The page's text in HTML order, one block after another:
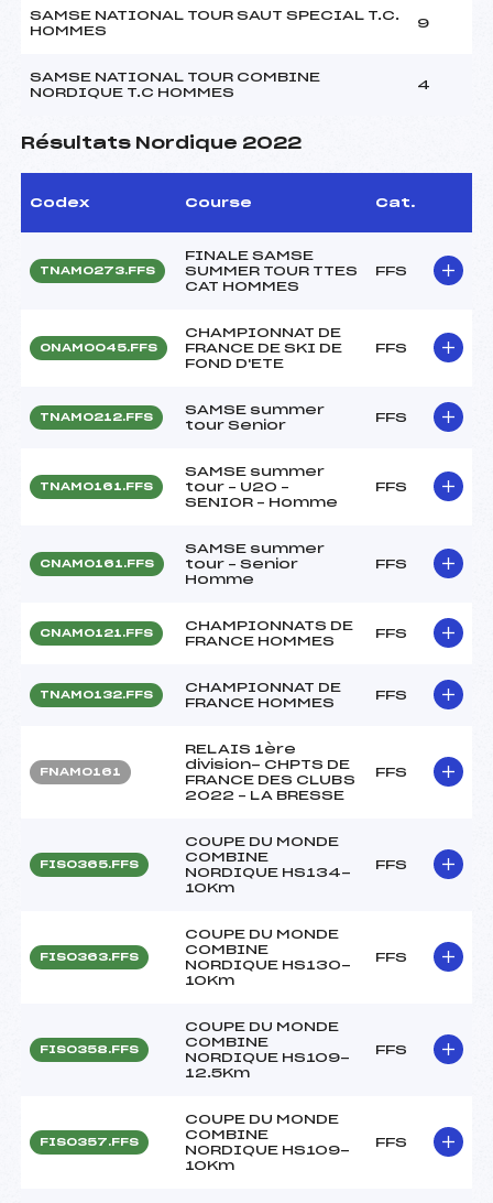
SAMSE NATIONAL TOUR SAUT SPECIAL T.C.
HOMMES
9
SAMSE NATIONAL TOUR COMBINE
NORDIQUE T.C HOMMES
4
Résultats Nordique 2022
Codex Course Cat.
TNAM0273.FFS
FINALE SAMSE
SUMMER TOUR TTES
CAT HOMMES
FFS
ONAM0045.FFS
CHAMPIONNAT DE
FRANCE DE SKI DE
FOND D'ETE
FFS
TNAM0212.FFS
SAMSE summer
tour Senior
FFS
TNAM0161.FFS
SAMSE summer
tour – U20 –
SENIOR – Homme
FFS
CNAM0161.FFS
SAMSE summer
tour – Senior
Homme
FFS
CNAM0121.FFS
CHAMPIONNATS DE
FRANCE HOMMES
FFS
TNAM0132.FFS
CHAMPIONNAT DE
FRANCE HOMMES
FFS
FNAM0161
RELAIS 1ère
division- CHPTS DE
FRANCE DES CLUBS
2022 – LA BRESSE
FFS
FIS0365.FFS
COUPE DU MONDE
COMBINE
NORDIQUE HS134-
10Km
FFS
FIS0363.FFS
COUPE DU MONDE
COMBINE
NORDIQUE HS130-
10Km
FFS
FIS0358.FFS
COUPE DU MONDE
COMBINE
NORDIQUE HS109-
12.5Km
FFS
FIS0357.FFS
COUPE DU MONDE
COMBINE
NORDIQUE HS109-
10Km
FFS